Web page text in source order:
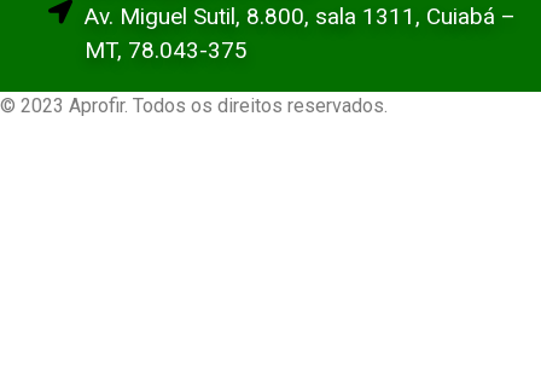
Av. Miguel Sutil, 8.800, sala 1311, Cuiabá –
MT, 78.043-375
© 2023 Aprofir. Todos os direitos reservados.